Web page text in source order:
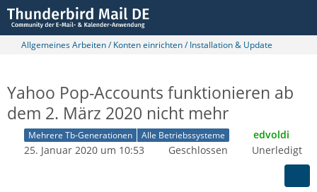
Allgemeines Arbeiten / Konten einrichten / Installation & Update
Yahoo Pop-Accounts funktionieren ab
dem 2. März 2020 nicht mehr
Mehrere Tb-Generationen Alle Betriebssysteme
edvoldi
25. Januar 2020 um 10:53
Geschlossen Unerledigt